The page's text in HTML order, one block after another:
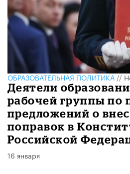
ОБРАЗОВАТЕЛЬНАЯ ПОЛИТИКА//
Деятели
рабочей группы по
предложений о
поправок в
Российской
16 января